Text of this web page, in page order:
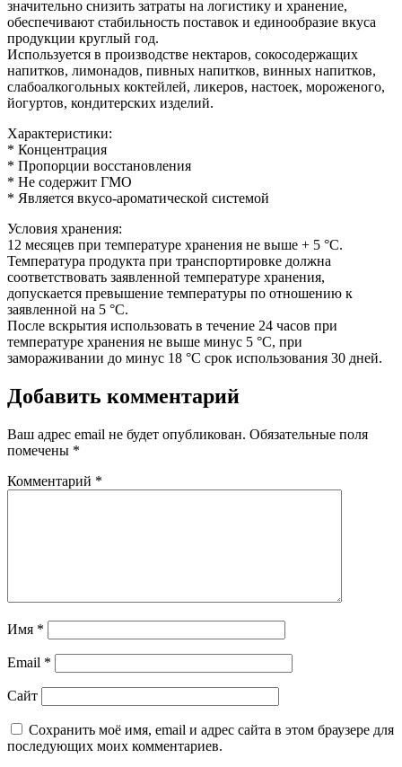
значительно снизить затраты на логистику и хранение,
обеспечивают стабильность поставок и единообразие вкуса
продукции круглый год.
Используется в производстве нектаров, сокосодержащих
напитков, лимонадов, пивных напитков, винных напитков,
слабоалкогольных коктейлей, ликеров, настоек, мороженого,
йогуртов, кондитерских изделий.
Характеристики:
* Концентрация
* Пропорции восстановления
* Не содержит ГМО
* Является вкусо-ароматической системой
Условия хранения:
12 месяцев при температуре хранения не выше + 5 °C.
Температура продукта при транспортировке должна
соответствовать заявленной температуре хранения,
допускается превышение температуры по отношению к
заявленной на 5 °C.
После вскрытия использовать в течение 24 часов при
температуре хранения не выше минус 5 °C, при
замораживании до минус 18 °C срок использования 30 дней.
Добавить комментарий
Ваш адрес email не будет опубликован. Обязательные поля
помечены *
Комментарий *
Имя *
Email *
Сайт
Сохранить моё имя, email и адрес сайта в этом браузере для
последующих моих комментариев.